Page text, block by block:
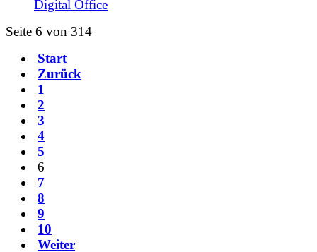
Digital Office
Seite 6 von 314
Start
Zurück
1
2
3
4
5
6
7
8
9
10
Weiter